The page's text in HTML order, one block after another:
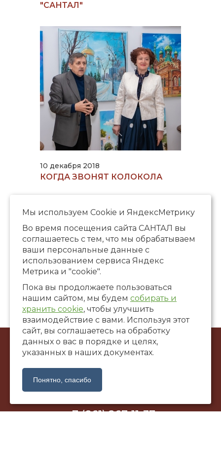
"САНТАЛ"
10 декабря 2018
КОГДА ЗВОНЯТ КОЛОКОЛА
Страницы
следующая ›
последняя »
© ООО Художественная галерея «САНТАЛ», 2002-2026
г. Краснодар, ул. Коммунаров, 58
santalgallery@yandex.ru
+7 (861) 267-11-37
Мы используем Сookie и ЯндексМетрику
Во время посещения сайта САНТАЛ вы
соглашаетесь с тем, что мы обрабатываем
ваши персональные данные с
использованием сервиса Яндекс
Метрика и "cookie".
Пока вы продолжаете пользоваться
нашим сайтом, мы будем собирать и
хранить cookie, чтобы улучшить
взаимодействие с вами. Используя этот
сайт, вы соглашаетесь на обработку
данных о вас в порядке и целях,
указанных в наших документах.
Понятно, спасибо